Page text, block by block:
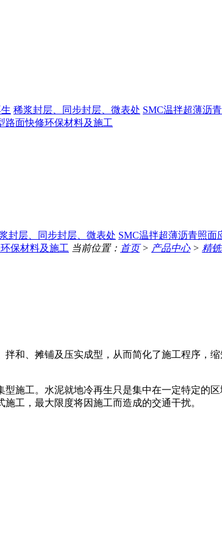
稀浆封层、同步封层、微表处 SMC温拌超薄沥
路面快修环保材料及施工
封层、同步封层、微表处 SMC温拌超薄沥青照面
保材料及施工 当前位置： 首页> 产品中心> 精
和、摊铺及压实成型，从而简化了施工程序，
施工。水泥就地冷再生只是集中在一定特定的
工，最大限度将因施工而造成的交通干扰。